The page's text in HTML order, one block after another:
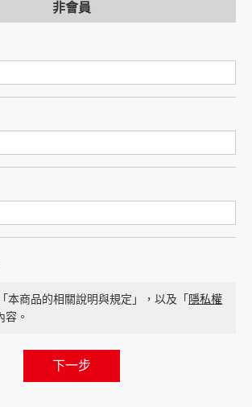
非會員
本商品的相關說明與規定」，以及「 隱私權
容。